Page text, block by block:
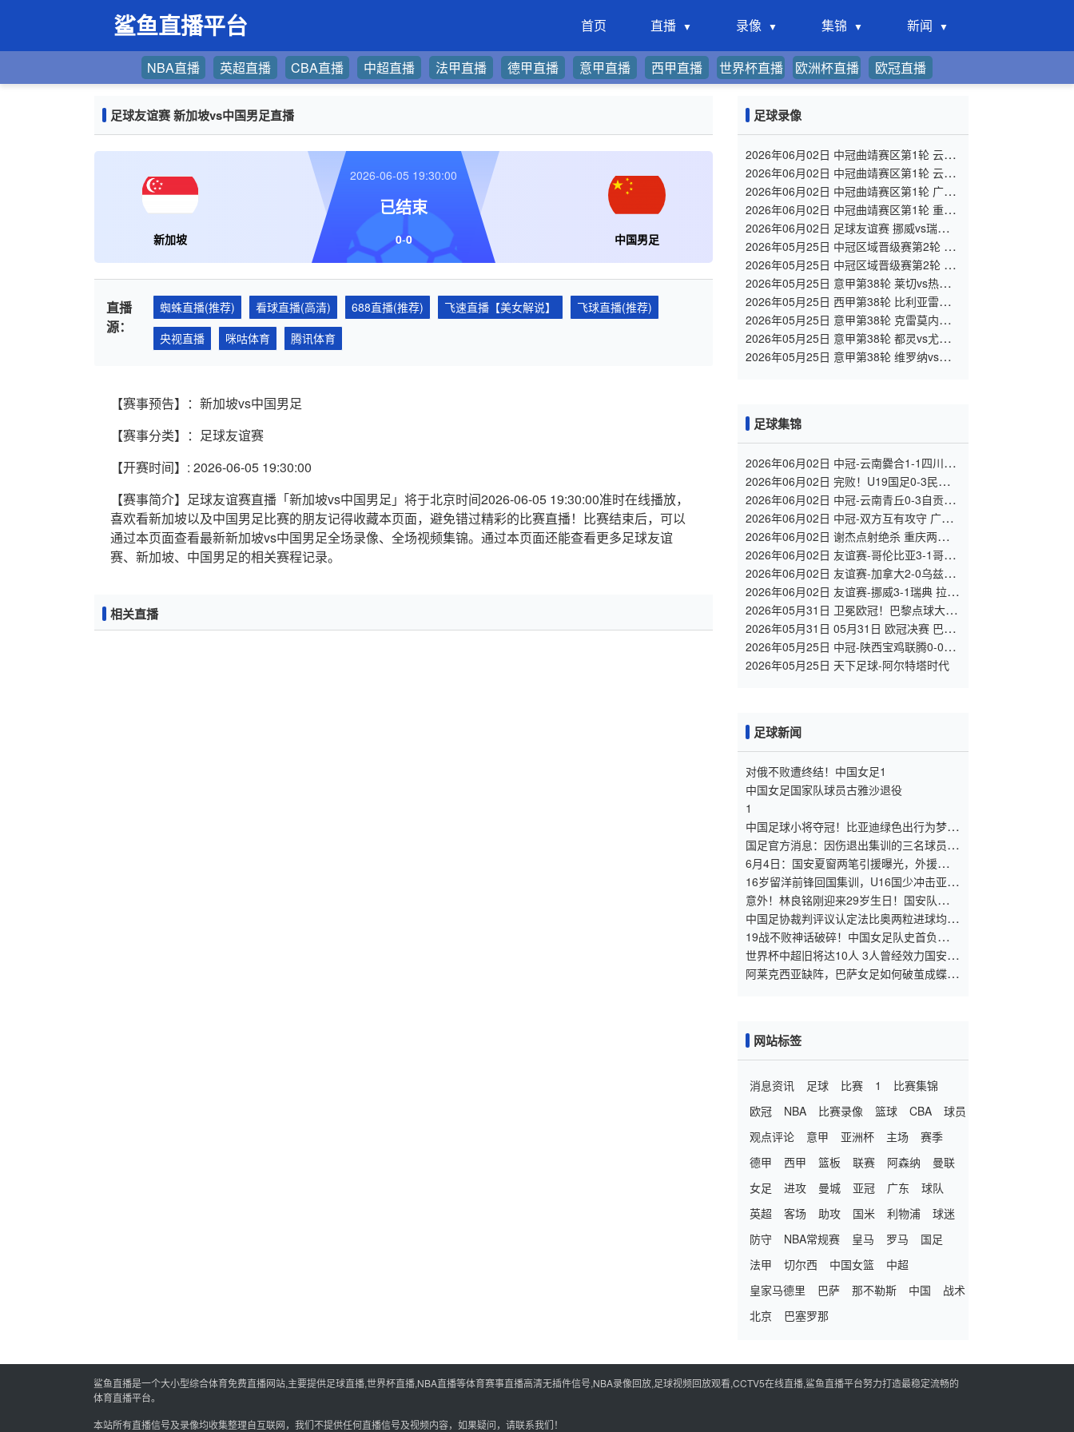
鲨鱼直播平台 首页 直播 录像 集锦 新闻
NBA直播 英超直播 CBA直播 中超直播 法甲直播 德甲直播 意甲直播 西甲直播 世界杯直播 欧洲杯直播 欧冠直播
足球友谊赛 新加坡vs中国男足直播
新加坡 中国男足
2026-06-05 19:30:00
已结束
0-0
直播
源：
蜘蛛直播(推荐) 看球直播(高清) 688直播(推荐) 飞速直播【美女解说】
飞球直播(推荐)
央视直播
咪咕体育 腾讯体育
【赛事预告】：新加坡vs中国男足
【赛事分类】：足球友谊赛
【开赛时间】: 2026-06-05 19:30:00
【赛事简介】足球友谊赛直播「新加坡vs中国男足」将于北京时间2026-06-05 19:30:00准时在线播放，
喜欢看新加坡以及中国男足比赛的朋友记得收藏本页面，避免错过精彩的比赛直播！比赛结束后，可以
通过本页面查看最新新加坡vs中国男足全场录像、全场视频集锦。通过本页面还能查看更多足球友谊
赛、新加坡、中国男足的相关赛程记录。
相关直播
足球录像
2026年06月02日 中冠曲靖赛区第1轮 云南
爨合 VS 四川叁壹捌重龙 全场录像
2026年06月02日 中冠曲靖赛区第1轮 云南
青丘 VS 自贡弘祥电碳 全场录像
2026年06月02日 中冠曲靖赛区第1轮 广州
悦高 VS 重庆润麒 全场录像
2026年06月02日 中冠曲靖赛区第1轮 重庆
瀚达 VS 贵州飞鹰 全场录像
2026年06月02日 足球友谊赛 挪威vs瑞典
全场录像
2026年05月25日 中冠区域晋级赛第2轮 陕
西宝鸡联腾 VS 北京灵动星空 全场录像
2026年05月25日 中冠区域晋级赛第2轮 济
南泉盛山大 VS 山东球探 全场录像
2026年05月25日 意甲第38轮 莱切vs热那
亚 全场录像
2026年05月25日 西甲第38轮 比利亚雷亚
尔vs马德里竞技 全场录像
2026年05月25日 意甲第38轮 克雷莫内塞
vs科莫 全场录像
2026年05月25日 意甲第38轮 都灵vs尤文
图斯 全场录像
2026年05月25日 意甲第38轮 维罗纳vs罗
足球集锦
2026年06月02日 中冠-云南爨合1-1四川叁
壹捌重龙 余杰迪头球绝平
2026年06月02日 完败！U19国足0-3民主刚
果U23 依合散黄油手U19国足0射门0角球
2026年06月02日 中冠-云南青丘0-3自贡弘
祥电碳 李卓阳、杜威薇破门
2026年06月02日 中冠-双方互有攻守 广州
悦高0-0重庆长寿润麒
2026年06月02日 谢杰点射绝杀 重庆两江瀚
达1-0贵州飞鹰
2026年06月02日 友谊赛-哥伦比亚3-1哥斯
达黎加 迪亚斯5分钟传射 J罗精彩助攻
2026年06月02日 友谊赛-加拿大2-0乌兹别
克斯坦 肖穆罗多夫失单刀 奥卢瓦塞伊两助
2026年06月02日 友谊赛-挪威3-1瑞典 拉森
双响莱尔森两助攻伊萨克替补破门
2026年05月31日 卫冕欧冠！巴黎点球大战
5-4击败阿森纳夺冠 加布里埃尔、埃泽失点
2026年05月31日 05月31日 欧冠决赛 巴黎
圣日耳曼vs阿森纳 进球视频
2026年05月25日 中冠-陕西宝鸡联腾0-0北
京灵动星空 双方握手言和
2026年05月25日 天下足球-阿尔特塔时代
足球新闻
对俄不败遭终结！中国女足1
中国女足国家队球员古雅沙退役
1
中国足球小将夺冠！比亚迪绿色出行为梦想
护航，实力双向奔赴
国足官方消息：因伤退出集训的三名球员，
热身赛阵容考量升级
6月4日：国安夏窗两笔引援曝光，外援后卫
只给踢亚冠，砸钱签回铜梁龙主力
16岁留洋前锋回国集训，U16国少冲击亚洲
冠军，上次残阵三连胜
意外！林良铭刚迎来29岁生日！国安队和亚
冠官方就给他送出大礼
中国足协裁判评议认定法比奥两粒进球均为
好球
19战不败神话破碎！中国女足队史首负俄罗
斯，1
世界杯中超旧将达10人 3人曾经效力国安海
港两将
阿莱克西亚缺阵，巴萨女足如何破茧成蝶？
网站标签
消息资讯 足球 比赛 1
比赛集锦
欧冠
NBA 比赛录像 篮球 CBA
球员
观点评论
意甲 亚洲杯 主场
赛季
德甲
西甲 篮板 联赛 阿森纳
曼联
女足
进攻 曼城 亚冠 广东
球队
英超
客场 助攻 国米 利物浦
球迷
防守
NBA常规赛 皇马 罗马
国足
法甲
切尔西 中国女篮
中超
皇家马德里
巴萨 那不勒斯 中国
战术
北京
巴塞罗那
鲨鱼直播是一个大小型综合体育免费直播网站,主要提供足球直播,世界杯直播,NBA直播等体育赛事直播高清无插件信号,NBA录像回放,足球视频回放观看,CCTV5在线直播,鲨鱼直播平台努力打造最稳定流畅的
体育直播平台。
本站所有直播信号及录像均收集整理自互联网，我们不提供任何直播信号及视频内容，如果疑问，请联系我们！